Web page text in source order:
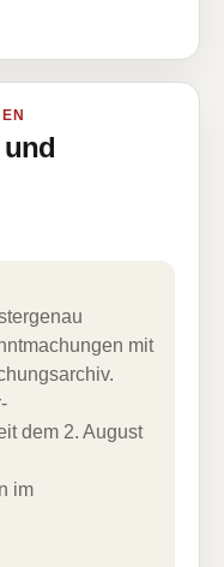
mit
dem 2. August
im